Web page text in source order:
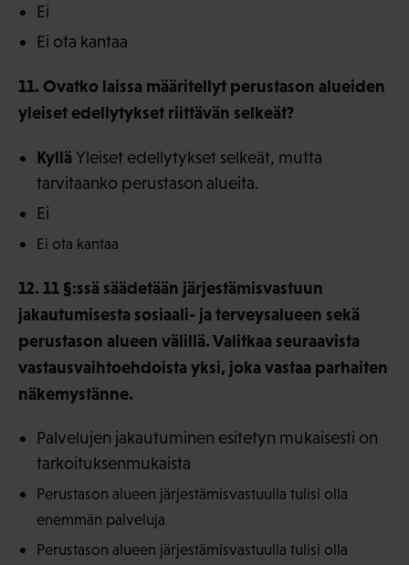
Ei
Ei ota kantaa
11. Ovatko laissa määritellyt perustason alueiden
yleiset edellytykset riittävän selkeät?
Kyllä Yleiset edellytykset selkeät, mutta
tarvitaanko perustason alueita.
Ei
Ei ota kantaa
12. 11 §:ssä säädetään järjestämisvastuun
jakautumisesta sosiaali- ja terveysalueen sekä
perustason alueen välillä. Valitkaa seuraavista
vastausvaihtoehdoista yksi, joka vastaa parhaiten
näkemystänne.
Palvelujen jakautuminen esitetyn mukaisesti on
tarkoituksenmukaista
Perustason alueen järjestämisvastuulla tulisi olla
enemmän palveluja
Perustason alueen järjestämisvastuulla tulisi olla